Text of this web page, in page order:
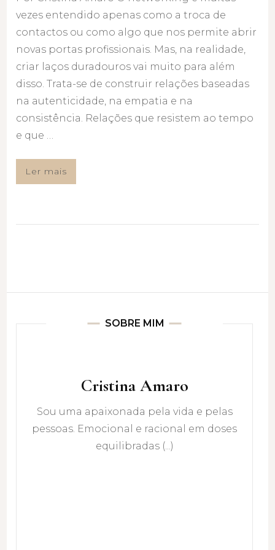
vezes entendido apenas como a troca de
contactos ou como algo que nos permite abrir
novas portas profissionais. Mas, na realidade,
criar laços duradouros vai muito para além
disso. Trata-se de construir relações baseadas
na autenticidade, na empatia e na
consistência. Relações que resistem ao tempo
e que …
Ler mais
SOBRE MIM
Cristina Amaro
Sou uma apaixonada pela vida e pelas
pessoas. Emocional e racional em doses
equilibradas (...)